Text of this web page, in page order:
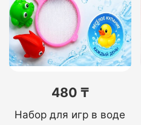
480 ₸
Набор для игр в воде